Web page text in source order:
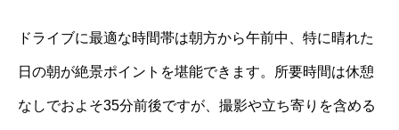
ドライブに最適な時間帯は朝方から午前中、特に晴れた
日の朝が絶景ポイントを堪能できます。所要時間は休憩
なしでおよそ35分前後ですが、撮影や立ち寄りを含める